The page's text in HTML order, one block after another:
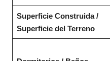
Superficie Construida /
Superficie del Terreno